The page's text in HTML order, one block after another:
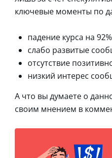
ключевые моменты по
падение курса на
слабо развитые
отсутствие
низкий интерес
А что вы думаете о
своим мнением в